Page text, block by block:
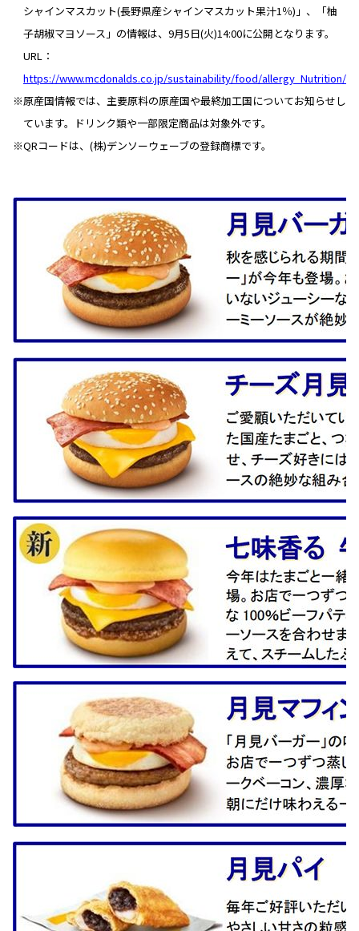
シャインマスカット(長野県産シャインマスカット果汁1％)」、「柚
子胡椒マヨソース」の情報は、9月5日(火)14:00に公開となります。
URL：
https://www.mcdonalds.co.jp/sustainability/food/allergy_Nutrition/
※原産国情報では、主要原料の原産国や最終加工国についてお知らせし
ています。ドリンク類や一部限定商品は対象外です。
※QRコードは、(株)デンソーウェーブの登録商標です。